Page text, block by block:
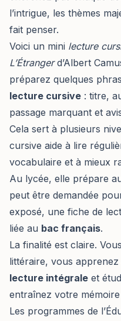
l’intrigue, les thèmes
fait penser.
Voici un mini lecture
L’Étrangerd’Albert
préparez quelques
lecture cursive : titre,
passage marquant et
Cela sert à plusieurs
cursive aide à lire
vocabulaire et à mieux
Au lycée, elle prépare
peut être demandée
exposé, une fiche de
liée au bac français.
La finalité est claire.
littéraire, vous
lecture intégrale et
entraînez votre
Les programmes de